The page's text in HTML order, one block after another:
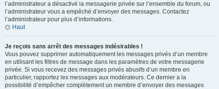
l’administrateur a désactivé la messagerie privée sur l’ensemble du forum, ou
l’administrateur vous a empêché d’envoyer des messages. Contactez
l’administrateur pour plus d’informations.
Haut
Je reçois sans arrêt des messages indésirables !
Vous pouvez supprimer automatiquement les messages privés d’un membre
en utilisant les filtres de message dans les paramètres de votre messagerie
privée. Si vous recevez des messages privés abusifs d’un membre en
particulier, rapportez les messages aux modérateurs. Ce dernier a la
possibilité d’empêcher complètement un membre d’envoyer des messages